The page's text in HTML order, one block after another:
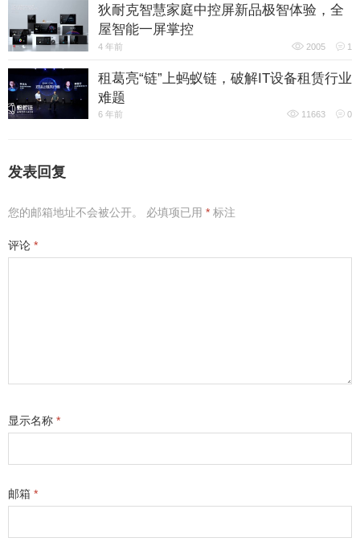
狄耐克智慧家庭中控屏新品极智体验，全
屋智能一屏掌控
4 年前 2005 1
租葛亮“链”上蚂蚁链，破解IT设备租赁行业
难题
6 年前 11663 0
发表回复
您的邮箱地址不会被公开。 必填项已用 * 标注
评论 *
显示名称 *
邮箱 *